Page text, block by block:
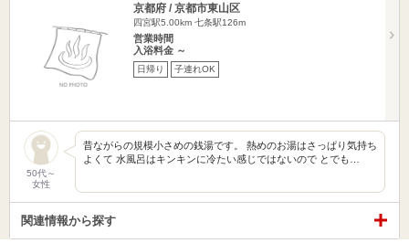
京都府 / 京都市東山区
四宮駅5.00km 七条駅126m
営業時間
入浴料金 ～
日帰り 子連れOK
50代～
女性
昔ながらの規模小さめの銭湯です。 熱めのお湯はさっぱり気持ち
よくて 水風呂はキンキンに冷たい感じではないので とでも…
関連情報から探す